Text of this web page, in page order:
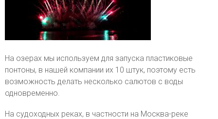
На озерах мы используем для запуска пластиковые
понтоны, в нашей компании их 10 штук, поэтому есть
возможность делать несколько салютов с воды
одновременно.
На судоходных реках, в частности на Москва-реке